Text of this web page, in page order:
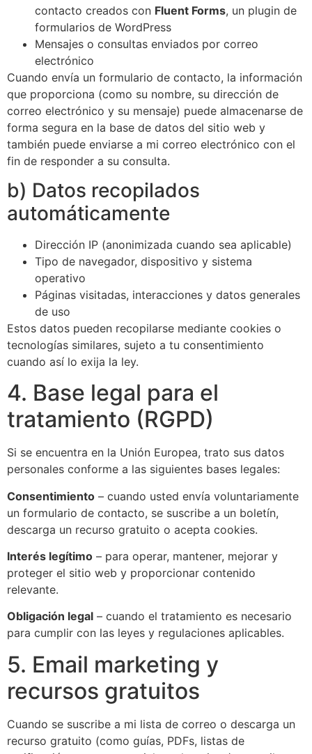
contacto creados con Fluent Forms, un plugin de
formularios de WordPress
Mensajes o consultas enviados por correo
electrónico
Cuando envía un formulario de contacto, la información
que proporciona (como su nombre, su dirección de
correo electrónico y su mensaje) puede almacenarse de
forma segura en la base de datos del sitio web y
también puede enviarse a mi correo electrónico con el
fin de responder a su consulta.
b) Datos recopilados
automáticamente
Dirección IP (anonimizada cuando sea aplicable)
Tipo de navegador, dispositivo y sistema
operativo
Páginas visitadas, interacciones y datos generales
de uso
Estos datos pueden recopilarse mediante cookies o
tecnologías similares, sujeto a tu consentimiento
cuando así lo exija la ley.
4. Base legal para el
tratamiento (RGPD)
Si se encuentra en la Unión Europea, trato sus datos
personales conforme a las siguientes bases legales:
Consentimiento – cuando usted envía voluntariamente
un formulario de contacto, se suscribe a un boletín,
descarga un recurso gratuito o acepta cookies.
Interés legítimo – para operar, mantener, mejorar y
proteger el sitio web y proporcionar contenido
relevante.
Obligación legal – cuando el tratamiento es necesario
para cumplir con las leyes y regulaciones aplicables.
5. Email marketing y
recursos gratuitos
Cuando se suscribe a mi lista de correo o descarga un
recurso gratuito (como guías, PDFs, listas de